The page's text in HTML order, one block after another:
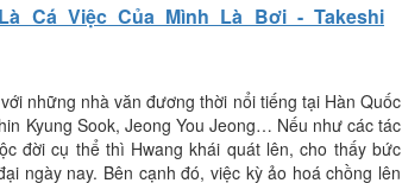
Cá Việc Của Mình Là Bơi - Takeshi
những nhà văn đương thời nổi tiếng tại Hàn Quốc
Kyung Sook, Jeong You Jeong… Nếu như các tác
đời cụ thể thì Hwang khái quát lên, cho thấy bức
ngày nay. Bên cạnh đó, việc kỳ ảo hoá chồng lên